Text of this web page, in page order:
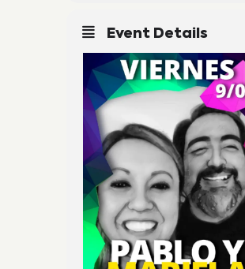
Event Details